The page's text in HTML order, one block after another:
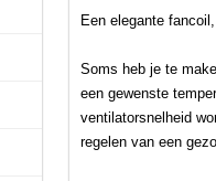
Een elegante
Soms heb je te
een gewenste
ventilatorsnelheid
regelen van een